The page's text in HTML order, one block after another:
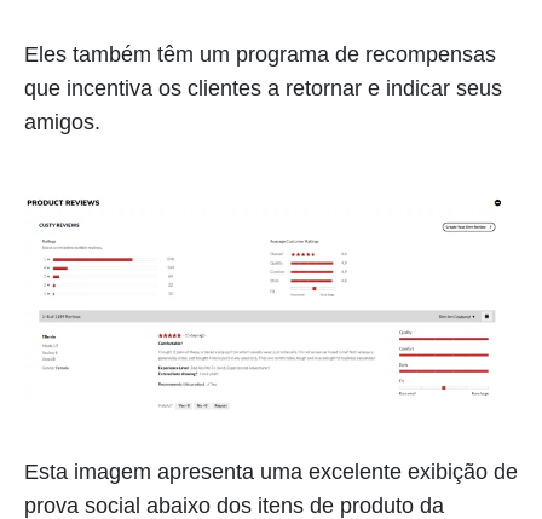
Eles também têm um programa de recompensas
que incentiva os clientes a retornar e indicar seus
amigos.
Esta imagem apresenta uma excelente exibição de
prova social abaixo dos itens de produto da